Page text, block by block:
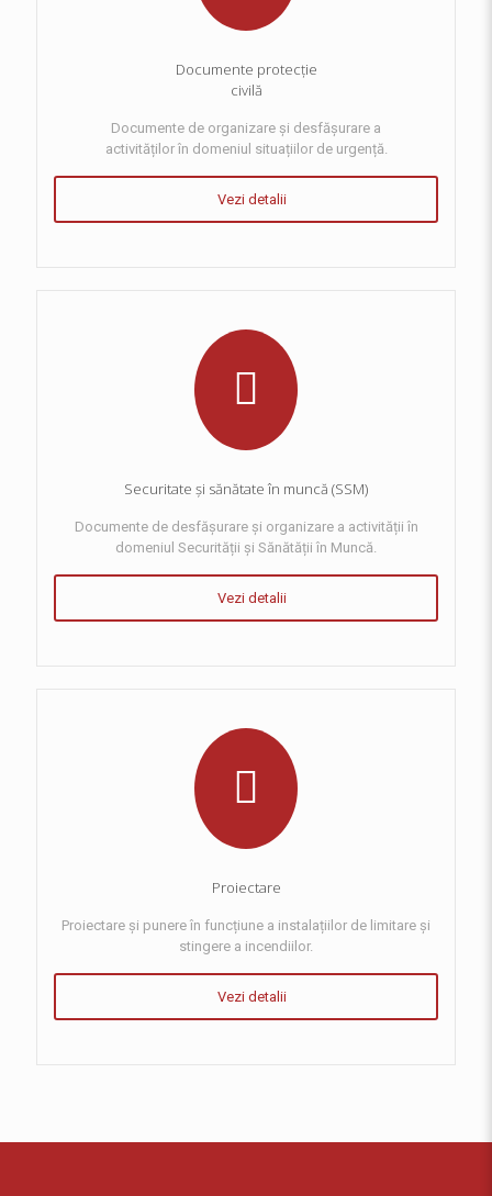
Documente protecție
civilă
Documente de organizare și desfășurare a
activităților în domeniul situațiilor de urgență.
Vezi detalii
Securitate și sănătate în muncă (SSM)
Documente de desfășurare și organizare a activității în
domeniul Securității și Sănătății în Muncă.
Vezi detalii
Proiectare
Proiectare și punere în funcțiune a instalațiilor de limitare și
stingere a incendiilor.
Vezi detalii